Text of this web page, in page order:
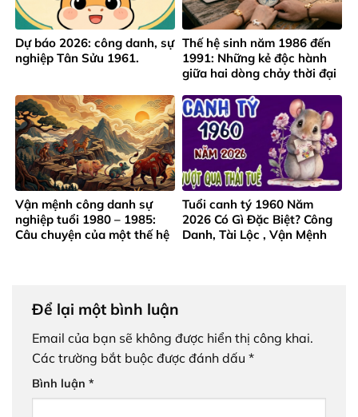
Dự báo 2026: công danh, sự
nghiệp Tân Sửu 1961.
Thế hệ sinh năm 1986 đến
1991: Những kẻ độc hành
giữa hai dòng chảy thời đại
Vận mệnh công danh sự
nghiệp tuổi 1980 – 1985:
Câu chuyện của một thế hệ
Tuổi canh tý 1960 Năm
2026 Có Gì Đặc Biệt? Công
Danh, Tài Lộc , Vận Mệnh
Để lại một bình luận
Email của bạn sẽ không được hiển thị công khai.
Các trường bắt buộc được đánh dấu *
Bình luận *